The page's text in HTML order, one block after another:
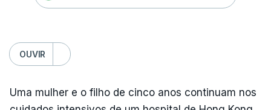
OUVIR
Uma mulher e o filho de cinco anos continuam nos